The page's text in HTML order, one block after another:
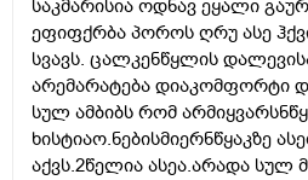
საკმარისია ოდნავ ეყალი
ეფიფქრბა პოროს ღრუ ასე
სვავს. ცალკენწყლის
არემარატება დიაკომფორტი
სულ ამბიბს რომ
ხისტიაო.ნებისმიერნწყაკზე
აქვს.2წელია ასეა.არადა სულ